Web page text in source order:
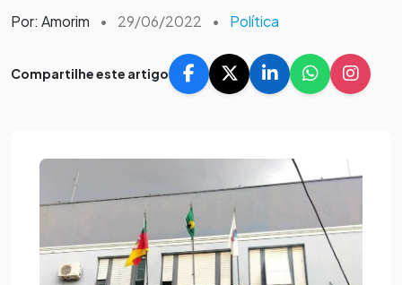
Por: Amorim • 29/06/2022 • Política
Compartilhe este artigo